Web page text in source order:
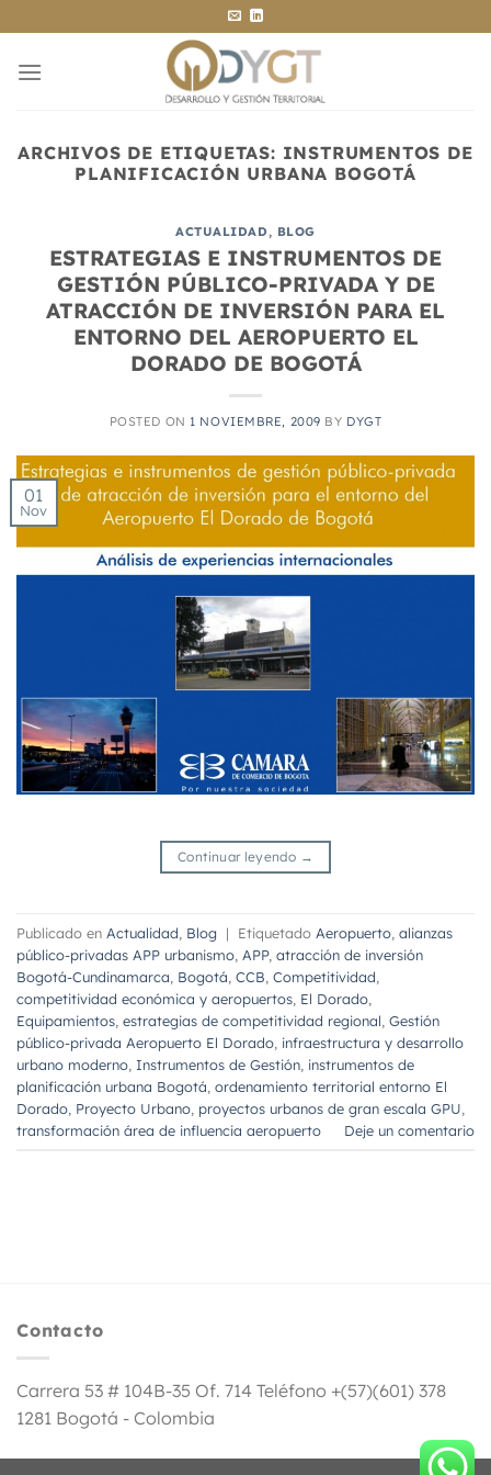
al
contenido
ARCHIVOS DE ETIQUETAS: INSTRUMENTOS DE
PLANIFICACIÓN URBANA BOGOTÁ
ACTUALIDAD, BLOG
ESTRATEGIAS E INSTRUMENTOS DE
GESTIÓN PÚBLICO-PRIVADA Y DE
ATRACCIÓN DE INVERSIÓN PARA EL
ENTORNO DEL AEROPUERTO EL
DORADO DE BOGOTÁ
POSTED ON 1 NOVIEMBRE, 2009 BY DYGT
01
Nov
Continuar leyendo →
Publicado en Actualidad Blog | Etiquetado Aeropuerto alianzas
público-privadas APP urbanismo APP, atracción de inversión
Bogotá-Cundinamarca Bogotá CCB Competitividad
competitividad económica y aeropuertos El Dorado
Equipamientos estrategias de competitividad regional Gestión
público-privada Aeropuerto El Dorado infraestructura y desarrollo
urbano moderno Instrumentos de Gestión instrumentos de
planificación urbana Bogotá ordenamiento territorial entorno El
Dorado Proyecto Urbano proyectos urbanos de gran escala GPU
transformación área de influencia aeropuerto
Deje un comentario
Contacto
Carrera 53 # 104B-35 Of. 714 Teléfono +(57)(601) 378
1281 Bogotá - Colombia